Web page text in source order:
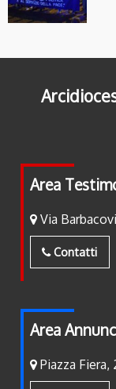
Area
Via
Contatti
Area
Piazza Fiera,